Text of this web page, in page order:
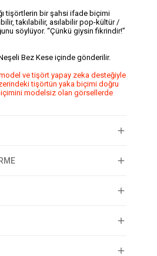
tişörtlerin bir şahsi ifade biçimi
takılabilir, asılabilir pop-kültür /
söylüyor. “Çünkü giysin fikrindir!”
Bez Kese içinde gönderilir.
ve tişört yapay zeka desteğiyle
tişörtün yaka biçimi doğru
modelsiz olan görsellerde